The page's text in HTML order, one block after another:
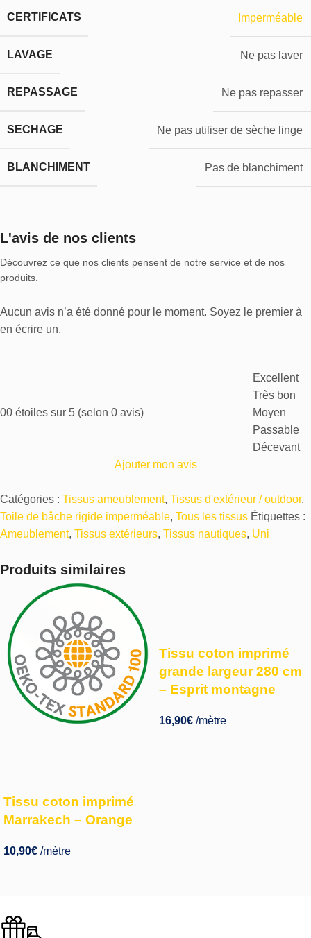
CERTIFICATS Imperméable
LAVAGE Ne pas laver
REPASSAGE Ne pas repasser
SECHAGE Ne pas utiliser de sèche linge
BLANCHIMENT Pas de blanchiment
L'avis de nos clients
Découvrez ce que nos clients pensent de notre service et de nos
produits.
Aucun avis n’a été donné pour le moment. Soyez le premier à
en écrire un.
00 étoiles sur 5 (selon 0 avis)
Excellent
Très bon
Moyen
Passable
Décevant
Ajouter mon avis
Catégories : Tissus ameublement, Tissus d'extérieur / outdoor,
Toile de bâche rigide imperméable, Tous les tissus Étiquettes :
Ameublement, Tissus extérieurs, Tissus nautiques, Uni
Produits similaires
Tissu coton imprimé
Marrakech – Orange
10,90€ /mètre
Tissu coton imprimé
grande largeur 280 cm
– Esprit montagne
16,90€ /mètre